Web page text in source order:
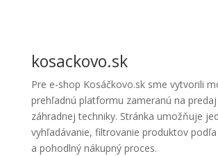
kosackovo.sk
Pre e-shop Kosáčkovo.sk sme vytvorili
prehľadnú platformu zameranú na
záhradnej techniky. Stránka umožňuje
vyhľadávanie, filtrovanie produktov
a pohodlný nákupný proces.